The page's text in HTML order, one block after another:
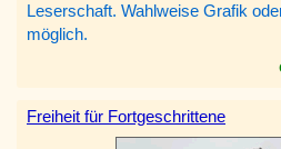
Leserschaft. Wahlweise Grafik
möglich.
Freiheit für Fortgeschrittene